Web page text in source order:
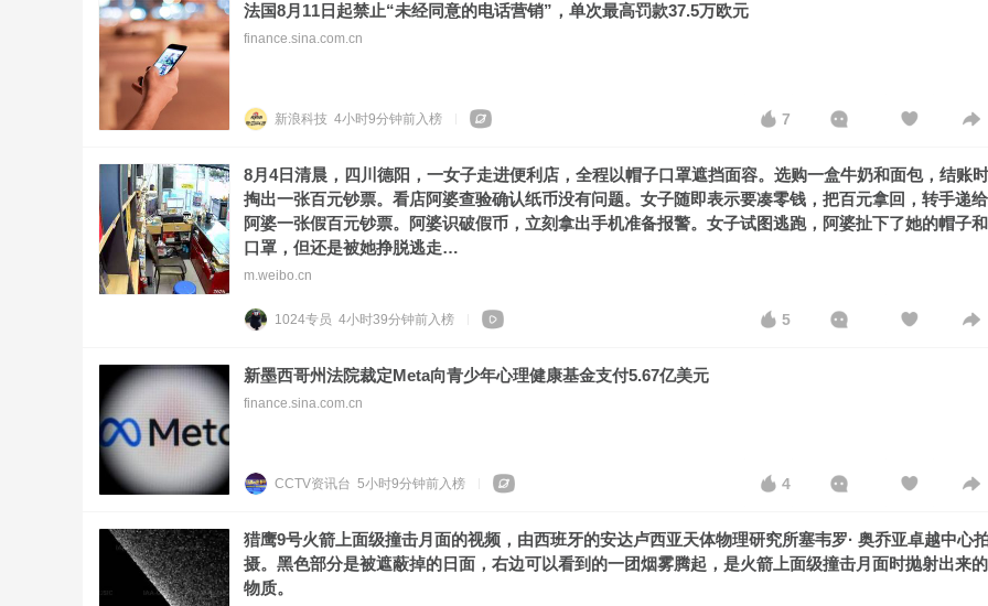
法国8月11日起禁止“未经同意的电话营销”，单次最高罚款37.5万欧元
finance.sina.com.cn
新浪科技 4小时9分钟前入榜 7
8月4日清晨，四川德阳，一女子走进便利店，全程以帽子口罩遮挡面容。选购一盒牛奶和面包，结账时
掏出一张百元钞票。看店阿婆查验确认纸币没有问题。女子随即表示要凑零钱，把百元拿回，转手递给
阿婆一张假百元钞票。阿婆识破假币，立刻拿出手机准备报警。女子试图逃跑，阿婆扯下了她的帽子和
口罩，但还是被她挣脱逃走…
m.weibo.cn
1024专员 4小时39分钟前入榜 5
新墨西哥州法院裁定Meta向青少年心理健康基金支付5.67亿美元
finance.sina.com.cn
CCTV资讯台 5小时9分钟前入榜 4
猎鹰9号火箭上面级撞击月面的视频，由西班牙的安达卢西亚天体物理研究所塞韦罗· 奥乔亚卓越中心
摄。黑色部分是被遮蔽掉的日面，右边可以看到的一团烟雾腾起，是火箭上面级撞击月面时抛射出来的
物质。